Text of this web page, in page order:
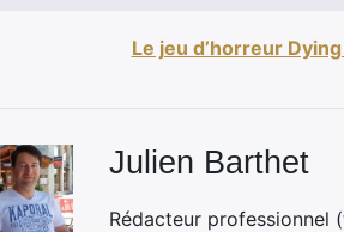
Le jeu d’horreur
Julien Barthet
Rédacteur professionnel